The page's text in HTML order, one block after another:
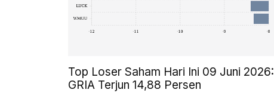
Top Loser Saham Hari Ini 09 Juni 2026:
GRIA Terjun 14,88 Persen